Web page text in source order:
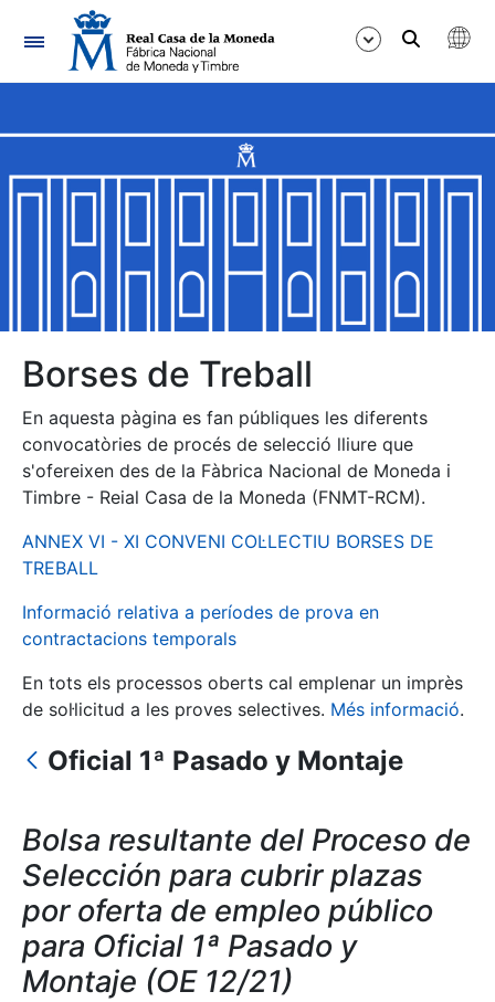
Navegació
Mostra/Amaga
Mostra/Amaga
Mostra/Amaga
Mostra/Amaga
Mostra/Amaga
Mostra/Amaga
Mostra/Amaga
Borses de Treball
En aquesta pàgina es fan públiques les diferents
convocatòries de procés de selecció lliure que
s'ofereixen des de la Fàbrica Nacional de Moneda i
Timbre - Reial Casa de la Moneda (FNMT-RCM).
ANNEX VI - XI CONVENI COL·LECTIU BORSES DE
TREBALL
Informació relativa a períodes de prova en
contractacions temporals
En tots els processos oberts cal emplenar un imprès
de sol·licitud a les proves selectives. Més informació.
Oficial 1ª Pasado y Montaje
Bolsa resultante del Proceso de
Selección para cubrir plazas
por oferta de empleo público
para Oficial 1ª Pasado y
Montaje (OE 12/21)